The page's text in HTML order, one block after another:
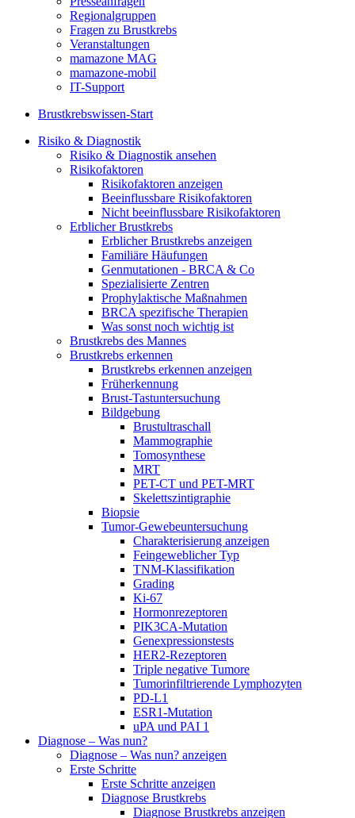
Regionalgruppen
Fragen zu Brustkrebs
Veranstaltungen
mamazone MAG
mamazone-mobil
IT-Support
Brustkrebswissen-Start
Risiko & Diagnostik
Risiko & Diagnostik ansehen
Risikofaktoren
Risikofaktoren anzeigen
Beeinflussbare Risikofaktoren
Nicht beeinflussbare Risikofaktoren
Erblicher Brustkrebs
Erblicher Brustkrebs anzeigen
Familiäre Häufungen
Genmutationen - BRCA & Co
Spezialisierte Zentren
Prophylaktische Maßnahmen
BRCA spezifische Therapien
Was sonst noch wichtig ist
Brustkrebs des Mannes
Brustkrebs erkennen
Brustkrebs erkennen anzeigen
Früherkennung
Brust-Tastuntersuchung
Bildgebung
Brustultraschall
Mammographie
Tomosynthese
MRT
PET-CT und PET-MRT
Skelettszintigraphie
Biopsie
Tumor-Gewebeuntersuchung
Charakterisierung anzeigen
Feingeweblicher Typ
TNM-Klassifikation
Grading
Ki-67
Hormonrezeptoren
PIK3CA-Mutation
Genexpressionstests
HER2-Rezeptoren
Triple negative Tumore
Tumorinfiltrierende Lymphozyten
PD-L1
ESR1-Mutation
uPA und PAI 1
Diagnose – Was nun?
Diagnose – Was nun? anzeigen
Erste Schritte
Erste Schritte anzeigen
Diagnose Brustkrebs
Diagnose Brustkrebs anzeigen